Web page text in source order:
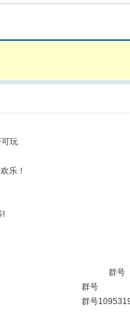
玩
乐！
!
佬 群号
群号